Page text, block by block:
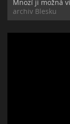
Mnozí ji možná
archiv Blesku